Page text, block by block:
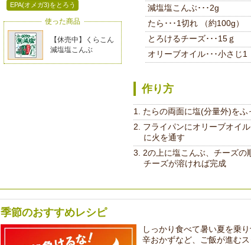
EPA(オメガ3)をとろう
使った商品
【休売中】くらこん
減塩塩こんぶ
減塩塩こんぶ･･･2g
たら･･･1切れ （約100g）
とろけるチーズ･･･15ｇ
オリーブオイル･･･小さじ1
作り方
たらの両面に塩(分量外)を
フライパンにオリーブオイ
に火を通す
2の上に塩こんぶ、チーズ
チーズが溶ければ完成
季節のおすすめレシピ
しっかり食べて暑い夏を乗
辛おかずなど、ご飯が進む